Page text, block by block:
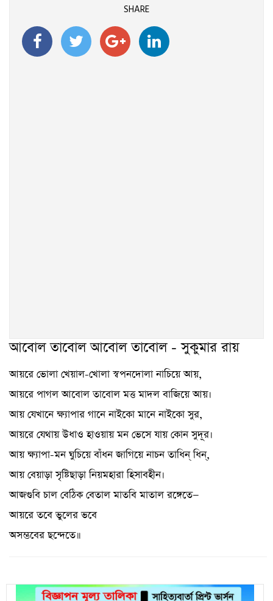
SHARE
আবোল তাবোল আবোল তাবোল - সুকুমার রায়
আয়রে ভোলা খেয়াল-খোলা স্বপনদোলা নাচিয়ে আয়,
আয়রে পাগল আবোল তাবোল মত্ত মাদল বাজিয়ে আয়।
আয় যেখানে ক্ষ্যাপার গানে নাইকো মানে নাইকো সুর,
আয়রে যেথায় উধাও হাওয়ায় মন ভেসে যায় কোন সুদূর।
আয় ক্ষ্যাপা-মন ঘুচিয়ে বাঁধন জাগিয়ে নাচন তাধিন্ ধিন্,
আয় বেয়াড়া সৃষ্টিছাড়া নিয়মহারা হিসাবহীন।
আজগুবি চাল বেঠিক বেতাল মাতবি মাতাল রঙ্গেতে—
আয়রে তবে ভুলের ভবে
অসম্ভবের ছন্দেতে॥